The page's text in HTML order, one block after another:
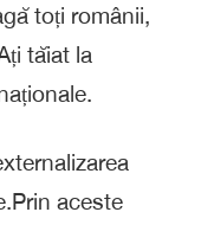
toți românii,
tăiat la
aceste